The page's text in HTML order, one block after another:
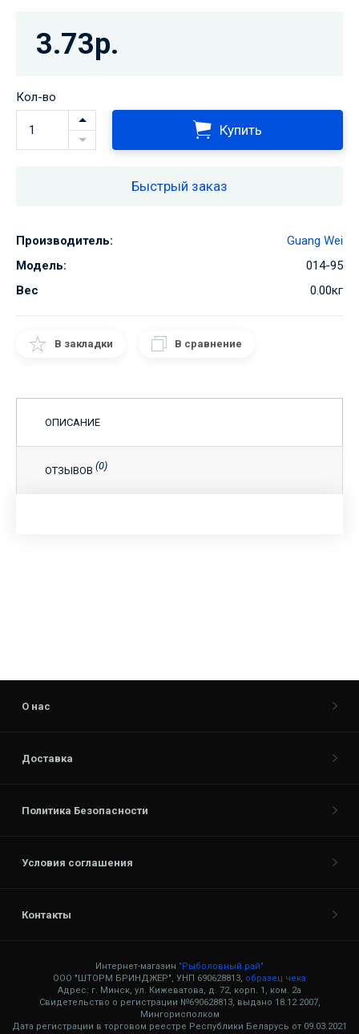
3.73р.
Кол-во
Купить
Быстрый заказ
Производитель:
Guang Wei
Модель:
014-95
Вес
0.00кг
В закладки В сравнение
ОПИСАНИЕ
ОТЗЫВОВ (0)
О нас
Доставка
Политика Безопасности
Условия соглашения
Контакты
Интернет-магазин "Рыболовный рай"
ООО "ШТОРМ БРИНДЖЕР", УНП 690628813, образец чека
Адрес: г. Минск, ул. Кижеватова, д. 72, корп. 1, ком. 2а
Свидетельство о регистрации №690628813, выдано 18.12.2007,
Мингорисполком
Дата регистрации в торговом реестре Республики Беларусь от 09.03.2021